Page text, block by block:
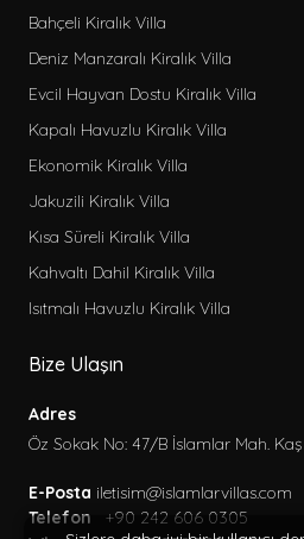
Bahçeli Kiralık Villa
Deniz Manzaralı Kiralık Villa
Evcil Hayvan Dostu Kiralık Villa
Kapalı Havuzlu Kiralık Villa
Ekonomik Kiralık Villa
Jakuzili Kiralık Villa
Kısa Süreli Kiralık Villa
Kahvaltı Dahil Kiralık Villa
Isıtmalı Havuzlu Kiralık Villa
Bize Ulaşın
Adres
Öz Sokak No: 47/B İslamlar Mah.
E-Posta iletisim@islamlarvillas.com
Telefon
+90 242 606 0305